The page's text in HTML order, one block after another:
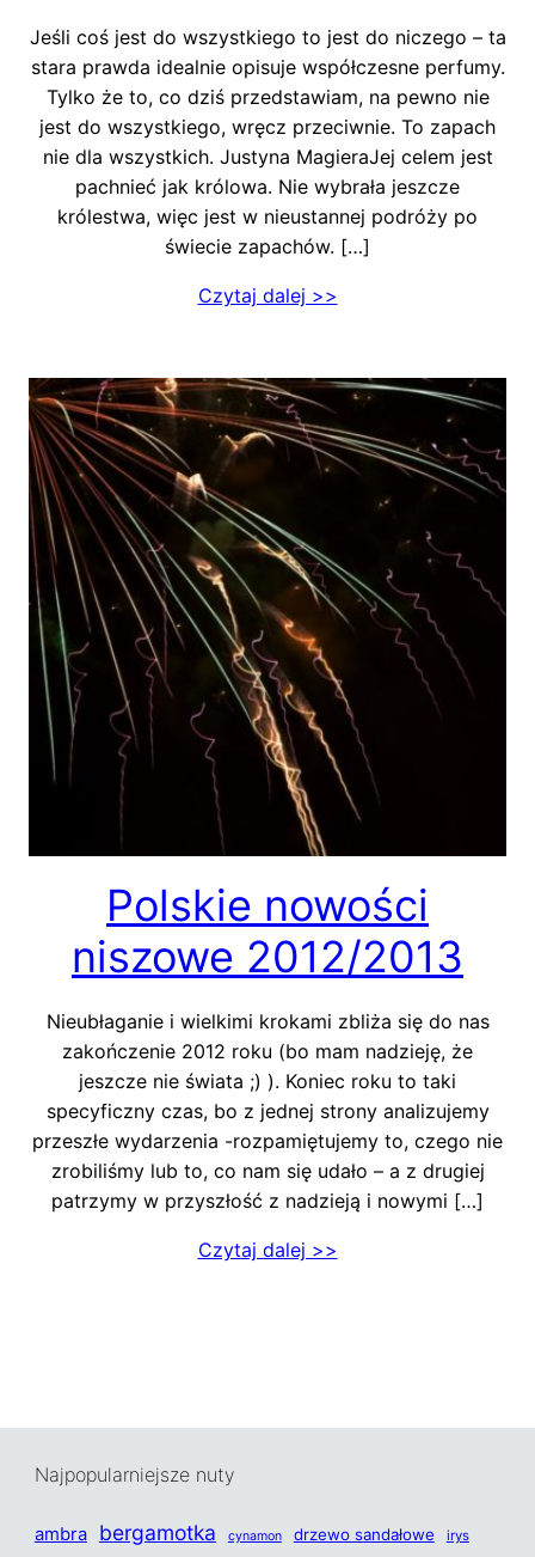
Jeśli coś jest do wszystkiego to jest do niczego – ta
stara prawda idealnie opisuje współczesne perfumy.
Tylko że to, co dziś przedstawiam, na pewno nie
jest do wszystkiego, wręcz przeciwnie. To zapach
nie dla wszystkich. Justyna MagieraJej celem jest
pachnieć jak królowa. Nie wybrała jeszcze
królestwa, więc jest w nieustannej podróży po
świecie zapachów. […]
Czytaj dalej >>
Polskie nowości
niszowe 2012/2013
Nieubłaganie i wielkimi krokami zbliża się do nas
zakończenie 2012 roku (bo mam nadzieję, że
jeszcze nie świata ;) ). Koniec roku to taki
specyficzny czas, bo z jednej strony analizujemy
przeszłe wydarzenia -rozpamiętujemy to, czego nie
zrobiliśmy lub to, co nam się udało – a z drugiej
patrzymy w przyszłość z nadzieją i nowymi […]
Czytaj dalej >>
Najpopularniejsze nuty
ambra bergamotka cynamon drzewo sandałowe irys